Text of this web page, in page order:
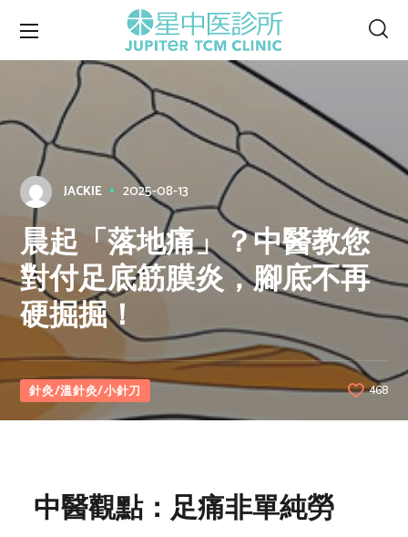
JACKIE 2025-08-13
晨起「落地痛」？中醫教您
對付足底筋膜炎，腳底不再
硬掘掘！
針灸/溫針灸/小針刀 468
中醫觀點：足痛非單純勞